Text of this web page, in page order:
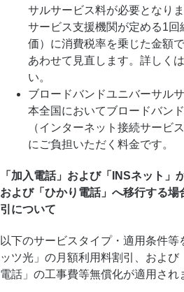
サルサービス料が必要となり
サービス支援機関が定める1
価）に消費税率を乗じた金額
あわせて見直します。詳しくは
い。
ブロードバンドユニバーサル
本全国においてブロードバン
（インターネット接続サービ
にご負担いただく料金です。
「加入電話」および「INSネット」
および「ひかり電話」へ移行する場
引について
以下のサービスタイプ・適用条件
ッツ光」の月額利用料割引、および
電話」の工事費等無償化が適用され